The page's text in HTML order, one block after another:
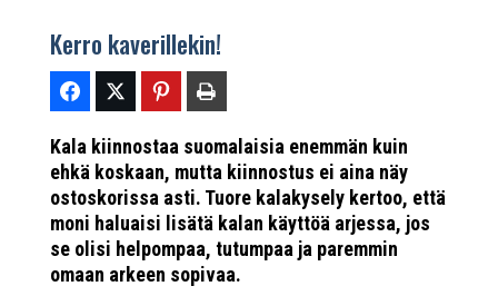
Kerro kaverillekin!
Kala kiinnostaa suomalaisia enemmän kuin
ehkä koskaan, mutta kiinnostus ei aina näy
ostoskorissa asti. Tuore kalakysely kertoo, että
moni haluaisi lisätä kalan käyttöä arjessa, jos
se olisi helpompaa, tutumpaa ja paremmin
omaan arkeen sopivaa.